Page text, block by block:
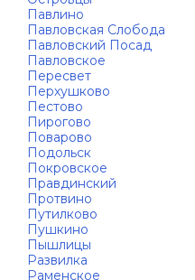
Павлино
Павловская Слобода
Павловский Посад
Павловское
Пересвет
Перхушково
Пестово
Пирогово
Поварово
Подольск
Покровское
Правдинский
Протвино
Путилково
Пушкино
Пышлицы
Развилка
Раменское